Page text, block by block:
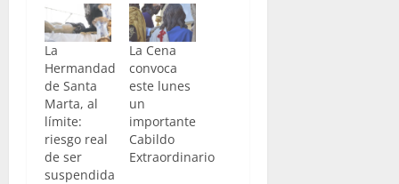
La
Hermandad
de Santa
Marta, al
límite:
riesgo real
de ser
suspendida
La Cena
convoca
este lunes
un
importante
Cabildo
Extraordinario